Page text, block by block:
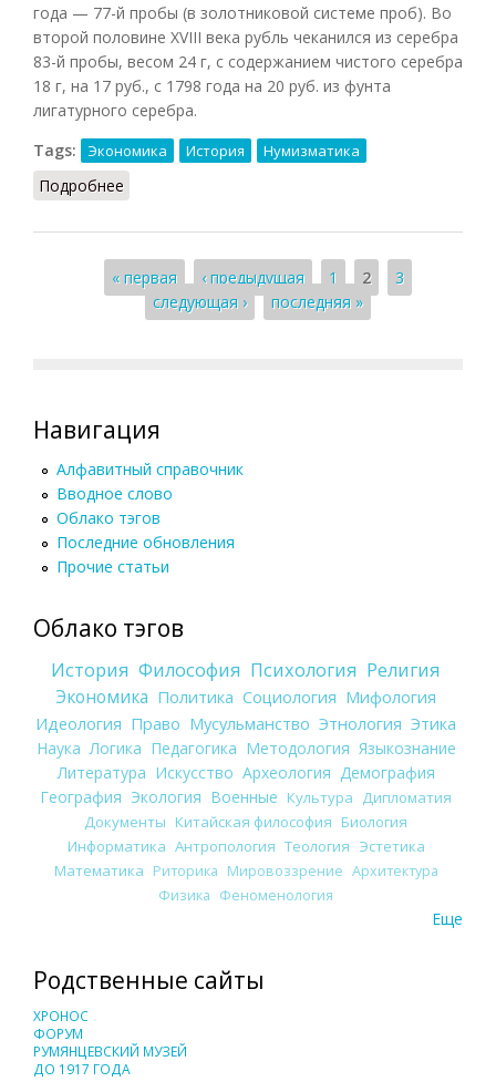
года — 77-й пробы (в золотниковой системе проб). Во
второй половине XVIII века рубль чеканился из серебра
83-й пробы, весом 24 г, с содержанием чистого серебра
18 г, на 17 руб., с 1798 года на 20 руб. из фунта
лигатурного серебра.
Tags:
Экономика История Нумизматика
Подробнее
Страницы« первая ‹ предыдущая 1 2
3
следующая ›
последняя »
Навигация
Алфавитный справочник
Вводное слово
Облако тэгов
Последние обновления
Прочие статьи
Облако тэгов
История Философия Психология Религия
Экономика Политика Социология Мифология
Идеология Право Мусульманство Этнология Этика
Наука Логика Педагогика Методология Языкознание
Литература Искусство Археология Демография
География Экология Военные Культура
Дипломатия
Документы Китайская философия Биология
Информатика Антропология Теология Эстетика
Математика Риторика Мировоззрение Архитектура
Физика Феноменология
Еще
Родственные сайты
ХРОНОС
ФОРУМ
РУМЯНЦЕВСКИЙ МУЗЕЙ
ДО 1917 ГОДА